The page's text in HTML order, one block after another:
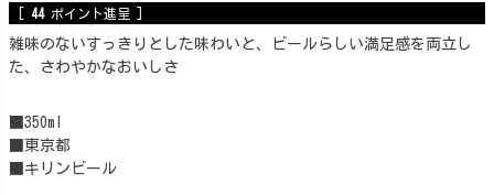
44 ポイント進呈 ]
雑味のないすっきりとした味わいと、ビールらしい満足感を両立し
た、さわやかなおいしさ
■350ml
■東京都
■キリンビール